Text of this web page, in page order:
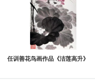
任训善花鸟画作品《洁莲高升》